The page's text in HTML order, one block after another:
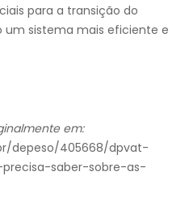
para a transição do
um sistema mais eficiente e
em:
depeso/405668/dpvat-
saber-sobre-as-